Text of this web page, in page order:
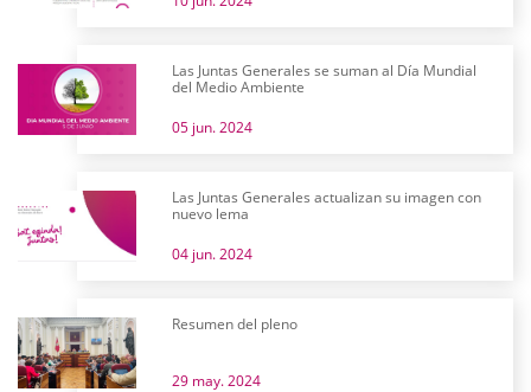
Las Juntas Generales se suman al Día Mundial
del Medio Ambiente
05 jun. 2024
Las Juntas Generales actualizan su imagen con
nuevo lema
04 jun. 2024
Resumen del pleno
29 may. 2024